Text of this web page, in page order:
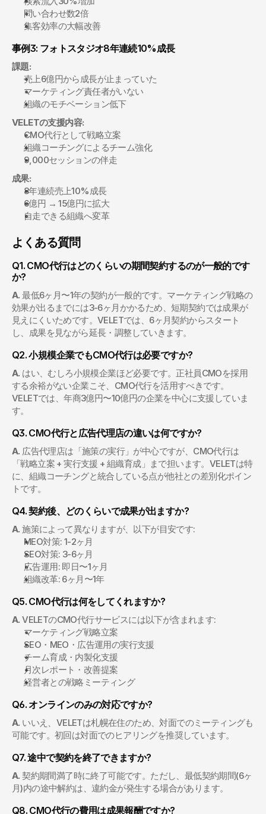
問い合わせ数2倍
集客効率の大幅改善
事例3: フォトスタジオ8年連続10%成長
課題:
売上6億円から成長が止まっていた
マーケティング責任者がいない
組織のモチベーション低下
VELETの支援内容:
CMO代行として戦略立案
組織コーチングによるチーム強化
9,000セッションの伴走
成果:
8年連続売上10%成長
6億円 → 15億円に拡大
自走できる組織へ変革
よくある質問
Q1. CMO代行はどのくらいの期間契約するのが一般的です
か?
A. 最低6ヶ月〜1年の契約が一般的です。マーケティング戦略の
効果が出るまでには3-6ヶ月かかるため、短期契約では成果が
見えにくいためです。VELETでは、6ヶ月契約からスタート
し、成果を見ながら延長・調整していきます。
Q2. 小規模企業でもCMO代行は必要ですか?
A. はい、むしろ小規模企業ほど必要です。正社員CMOを採用
する余裕がない企業こそ、CMO代行を活用すべきです。
VELETでは、年商3億円〜10億円の企業を中心に支援していま
す。
Q3. CMO代行と広告代理店の違いは何ですか?
A. 広告代理店は「施策の実行」が中心ですが、CMO代行は
「戦略立案 + 実行支援 + 組織育成」まで担います。VELETは特
に、組織コーチングと統合している点が他社との差別化ポイン
トです。
Q4. 契約後、どのくらいで成果が出ますか?
A. 施策によって異なりますが、以下が目安です:
MEO対策: 1-2ヶ月
SEO対策: 3-6ヶ月
広告運用: 即日〜1ヶ月
組織改革: 6ヶ月〜1年
Q5. CMO代行は何をしてくれますか?
A. VELETのCMO代行サービスには以下が含まれます:
マーケティング戦略立案
SEO・MEO・広告運用の実行支援
チーム育成・内製化支援
月次レポート・改善提案
経営者との戦略ミーティング
Q6. オンラインのみの対応ですか?
A. いいえ、VELETは札幌在住のため、対面でのミーティングも
可能です。初回は対面でのヒアリングを推奨しています。
Q7. 途中で契約を終了できますか?
A. 契約期間満了時に終了可能です。ただし、最低契約期間(6ヶ
月)内の途中解約は、違約金が発生する場合があります。
Q8. CMO代行の費用は成果報酬ですか?